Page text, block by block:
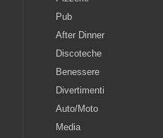
Pub
After Dinner
Discoteche
Benessere
Divertimenti
Auto/Moto
Media